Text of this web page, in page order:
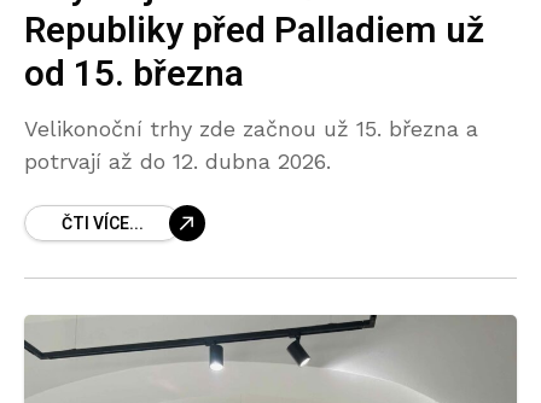
Republiky před Palladiem už
od 15. března
Velikonoční trhy zde začnou už 15. března a
potrvají až do 12. dubna 2026.
ČTI VÍCE...